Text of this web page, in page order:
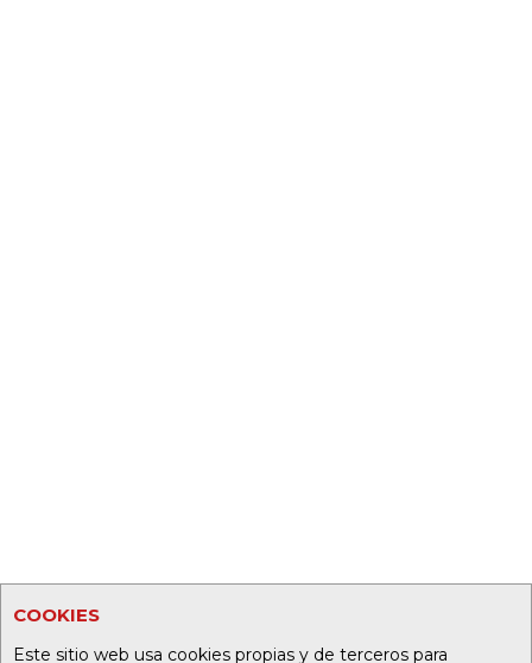
COOKIES
Este sitio web usa cookies propias y de terceros para